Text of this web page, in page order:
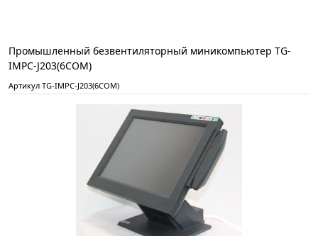
Промышленный безвентиляторный миникомпьютер TG-
IMPC-J203(6COM)
Артикул TG-IMPC-J203(6COM)